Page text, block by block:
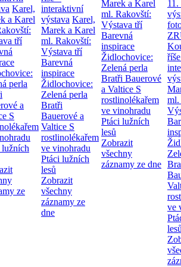
Karel,
a Karel
tří
perla
a
S
lužních
ze
interaktivní
výstava Karel,
Marek a Karel
ml. Rakovští:
Výstava tří
Barevná
inspirace
Židlochovice:
Zelená perla
Bratři
Bauerové a
Valtice S
rostlinolékařem
ve vinohradu
Ptáci lužních
lesů
Zobrazit
všechny
záznamy ze
dne
Marek a Karel
ml. Rakovští:
Výstava tří
Barevná
inspirace
Židlochovice:
Zelená perla
Bratři Bauerové
a Valtice S
rostlinolékařem
ve vinohradu
Ptáci lužních
lesů
Zobrazit
všechny
záznamy ze dne
ml.
ve